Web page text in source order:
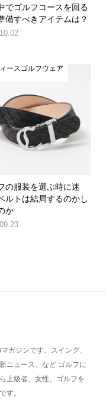
でゴルフコースを回る
備すべきアイテムは？
ースゴルフウェア
の服装を選ぶ時に迷
ルトは結局するのかし
か
ガジンです。スイング、
ニュース、など ゴルフに
上級者、女性、ゴルフを
す。